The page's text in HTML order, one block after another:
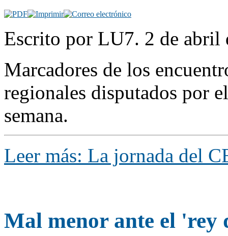
Escrito por LU7. 2 de abril
Marcadores de los
regionales disputados por
semana.
Leer más: La jornada del
Mal menor ante el 'rey